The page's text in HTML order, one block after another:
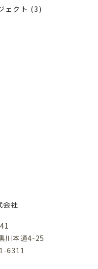
ェクト (3)
川本通4-25
6311